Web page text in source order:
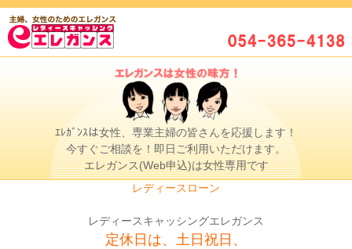
ｴﾚｶﾞﾝｽは女性、専業主婦の皆さんを応援します！
今すぐご相談を！即日ご利用いただけます。
エレガンス(Web申込)は女性専用です
レディースローン
レディースキャッシングエレガンス
定休日は、土日祝日、